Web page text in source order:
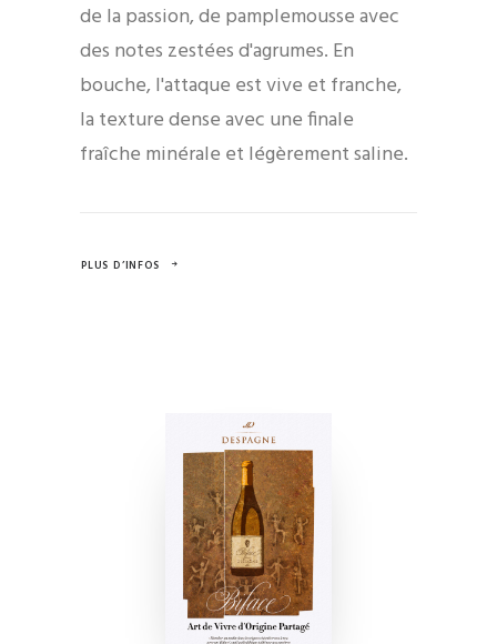
de la passion, de pamplemousse avec
des notes zestées d'agrumes. En
bouche, l'attaque est vive et franche,
la texture dense avec une finale
fraîche minérale et légèrement saline.
PLUS D’INFOS